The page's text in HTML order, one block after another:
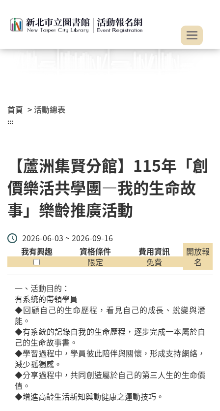
首頁 > 活動總表
:::
【蘆洲集賢分館】115年「創
價樂活共學團—我的生命故
事」樂齡推廣活動
2026-06-03 ~ 2026-09-16
我有興趣
資格條件
限定
費用資訊
免費
開放報
名
一、活動目的：
有系統的帶領學員
◆回顧自己的生命歷程，看見自己的成長、蛻變與潛
能。
◆有系統的記錄自我的生命歷程，逐步完成一本屬於自
己的生命故事書。
◆學習過程中，學員彼此陪伴與關懷，形成支持網絡，
減少孤獨感。
◆分享過程中，共同創造屬於自己的第三人生的生命價
值。
◆增進高齡生活新知與動健康之運動技巧。